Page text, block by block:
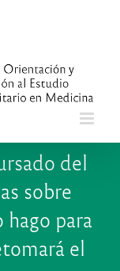
del
sobre
hago para
el